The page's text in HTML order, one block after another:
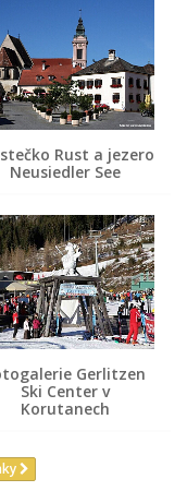
Rust a jezero
Neusiedler See
Gerlitzen
Ski Center v
Korutanech